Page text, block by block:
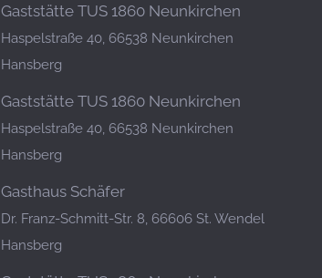
Gaststätte TUS 1860 Neunkirchen
Haspelstraße 40, 66538 Neunkirchen
Hansberg
Gaststätte TUS 1860 Neunkirchen
Haspelstraße 40, 66538 Neunkirchen
Hansberg
Gasthaus Schäfer
Dr. Franz-Schmitt-Str. 8, 66606 St. Wendel
Hansberg